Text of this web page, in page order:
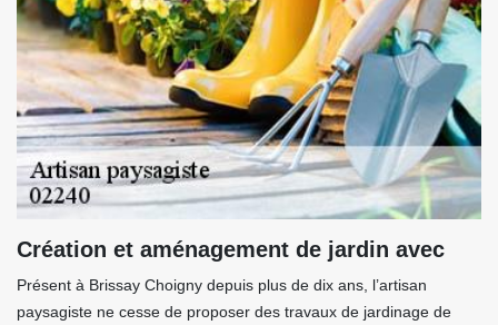
Création et aménagement de jardin avec
Présent à Brissay Choigny depuis plus de dix ans, l’artisan
paysagiste ne cesse de proposer des travaux de jardinage de